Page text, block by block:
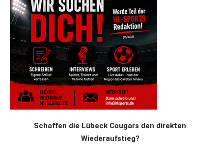
Schaffen die Lübeck Cougars den direkten
Wiederaufstieg?